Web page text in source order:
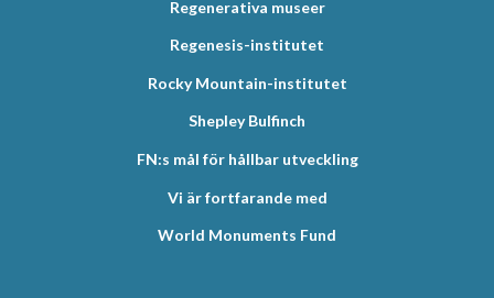
Regenerativa museer
Regenesis-institutet
Rocky Mountain-institutet
Shepley Bulfinch
FN:s mål för hållbar utveckling
Vi är fortfarande med
World Monuments Fund